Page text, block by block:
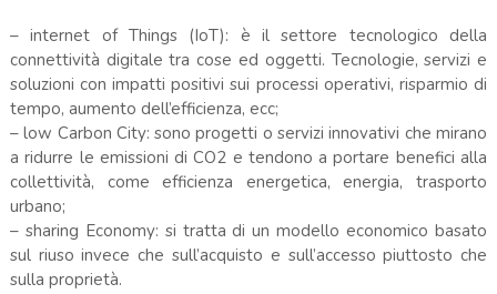
– internet of Things (IoT): è il settore tecnologico della
connettività digitale tra cose ed oggetti. Tecnologie, servizi e
soluzioni con impatti positivi sui processi operativi, risparmio di
tempo, aumento dell’efficienza, ecc;
– low Carbon City: sono progetti o servizi innovativi che mirano
a ridurre le emissioni di CO2 e tendono a portare benefici alla
collettività, come efficienza energetica, energia, trasporto
urbano;
– sharing Economy: si tratta di un modello economico basato
sul riuso invece che sull’acquisto e sull’accesso piuttosto che
sulla proprietà.